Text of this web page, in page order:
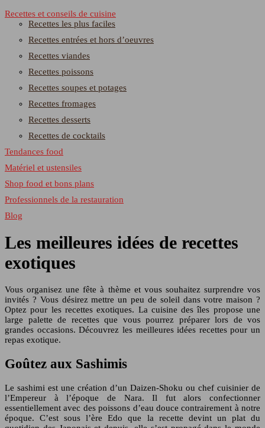
Recettes et conseils de cuisine
Recettes les plus faciles
Recettes entrées et hors d’oeuvres
Recettes viandes
Recettes poissons
Recettes soupes et potages
Recettes fromages
Recettes desserts
Recettes de cocktails
Tendances food
Matériel et ustensiles
Shop food et bons plans
Professionnels de la restauration
Blog
Les meilleures idées de recettes
exotiques
Vous organisez une fête à thème et vous souhaitez surprendre vos
invités ? Vous désirez mettre un peu de soleil dans votre maison ?
Optez pour les recettes exotiques. La cuisine des îles propose une
large palette de recettes que vous pourrez préparer lors de vos
grandes occasions. Découvrez les meilleures idées recettes pour un
repas exotique.
Goûtez aux Sashimis
Le sashimi est une création d’un Daizen-Shoku ou chef cuisinier de
l’Empereur à l’époque de Nara. Il fut alors confectionner
essentiellement avec des poissons d’eau douce contrairement à notre
époque. C’est sous l’ère Edo que la recette devint un plat du